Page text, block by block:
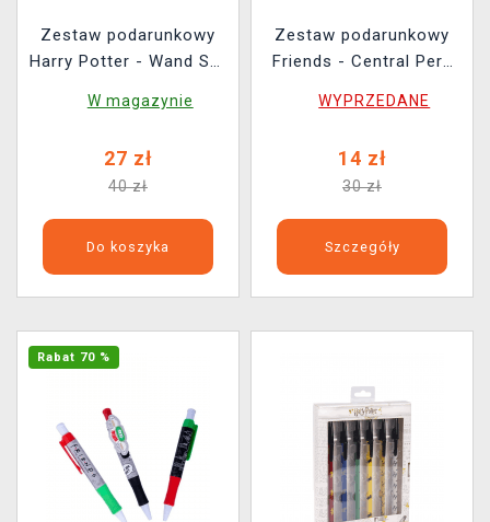
Zestaw podarunkowy
Harry Potter - Wand Set
W magazynie
27 zł
40 zł
Do koszyka
Zestaw podarunkowy
Friends - Central Perk
długopis)
WYPRZEDANE
14 zł
30 zł
Szczegóły
Rabat 70 %